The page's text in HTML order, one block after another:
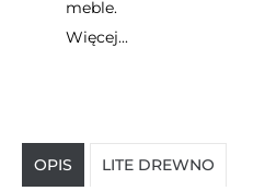
meble.
Więcej...
OPIS LITE DREWNO